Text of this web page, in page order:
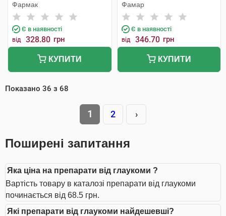
Фармак
Є в наявності
від 328.80 грн
КУПИТИ
Фамар
Є в наявності
від 346.70 грн
КУПИТИ
Показано 36 з 68
1 2 ›
Поширені запитання
Яка ціна на препарати від глаукоми ?
Вартість товару в каталозі препарати від глаукоми
починається від 68.5 грн.
Які препарати від глаукоми найдешевші?